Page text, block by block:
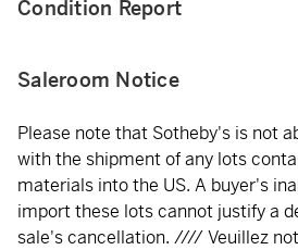
Condition Report
Saleroom Notice
Please note that Sotheby's is not
with the shipment of any lots
materials into the US. A buyer's
import these lots cannot justify a
sale's cancellation. //// Veuillez